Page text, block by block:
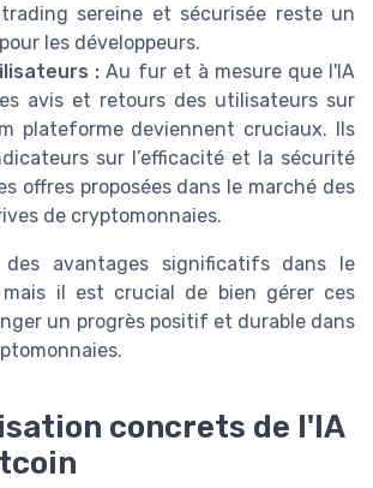
sereine et sécurisée reste un
les développeurs.
: Au fur et à mesure que l'IA
avis et retours des utilisateurs sur
plateforme deviennent cruciaux. Ils
sur l’efficacité et la sécurité
offres proposées dans le marché des
de cryptomonnaies.
avantages significatifs dans le
il est crucial de bien gérer ces
un progrès positif et durable dans
concrets de l'IA